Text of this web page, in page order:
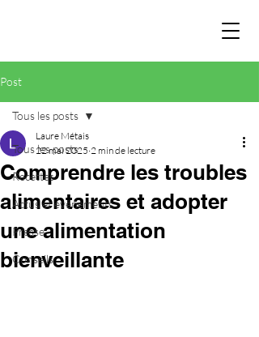
Post
Tous les posts
Recettes
Actus et évènements
Presse
Conseils
Tous les posts
Comprendre les troubles
alimentaires et adopter
une alimentation
bienveillante
Laure Métais
22 mai 2025 2 min de lecture